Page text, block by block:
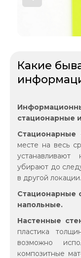
Какие
стационарные
Стационарные
месте на весь
убирают до
в другой локации.
Стационарные
напольные.
Настенные
пластика
возможно
композитные